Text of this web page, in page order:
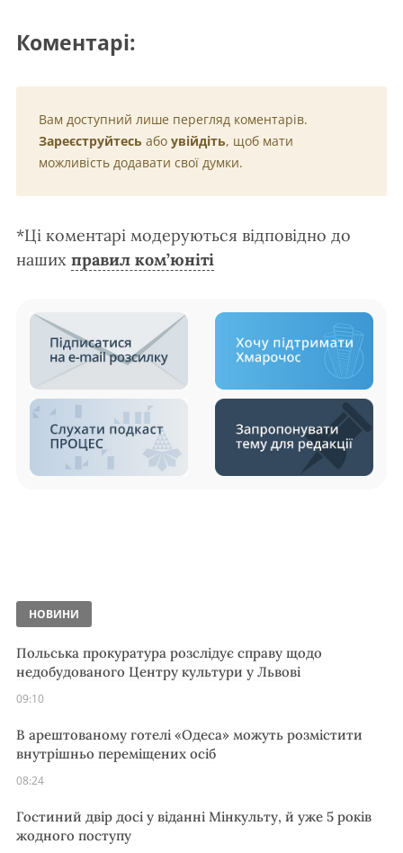
Коментарі:
Вам доступний лише перегляд коментарів.
Зареєструйтесь або увійдіть, щоб мати
можливість додавати свої думки.
*Ці коментарі модеруються відповідно до
наших правил ком’юніті
НОВИНИ
Польська прокуратура розслідує справу щодо
недобудованого Центру культури у Львові
09:10
В арештованому готелі «Одеса» можуть розмістити
внутрішньо переміщених осіб
08:24
Гостиний двір досі у віданні Мінкульту, й уже 5 років
жодного поступу